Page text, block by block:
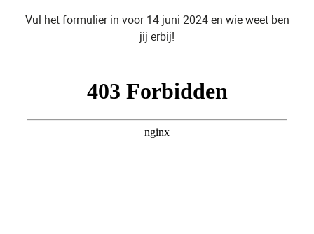
Vul het formulier in voor 14 juni 2024 en wie weet ben
jij erbij!